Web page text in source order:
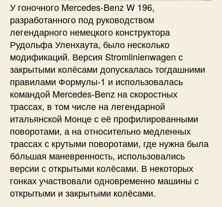
У гоночного Mercedes-Benz W 196,
разработанного под руководством
легендарного немецкого конструктора
Рудольфа Уленхаута, было несколько
модификаций. Версия Stromlinienwagen с
закрытыми колёсами допускалась тогдашними
правилами Формулы-1 и использовалась
командой Mercedes-Benz на скоростных
трассах, в том числе на легендарной
итальянской Монце с её профилированными
поворотами, а на относительно медленных
трассах с крутыми поворотами, где нужна была
бóльшая маневренность, использовались
версии с открытыми колёсами. В некоторых
гонках участвовали одновременно машины с
открытыми и закрытыми колёсами.